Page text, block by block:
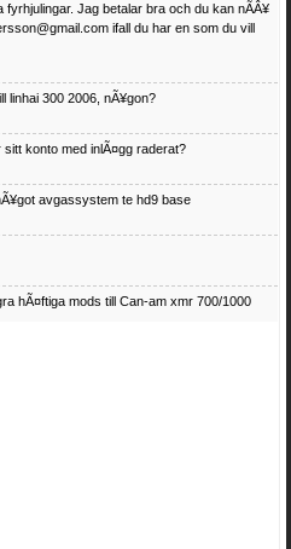
fyrhjulingar. Jag betalar bra och du kan nÃÂ¥
ifall du har en som du vill
linhai 300 2006, nÃ¥gon?
konto med inlÃ¤gg raderat?
avgassystem te hd9 base
hÃ¤ftiga mods till Can-am xmr 700/1000
Jag betalar bra och du kan nÃ¥ mig
ifall du har en som du vill sÃ¤lja
fÃ¶r en Honda TRX 350 FE 2005